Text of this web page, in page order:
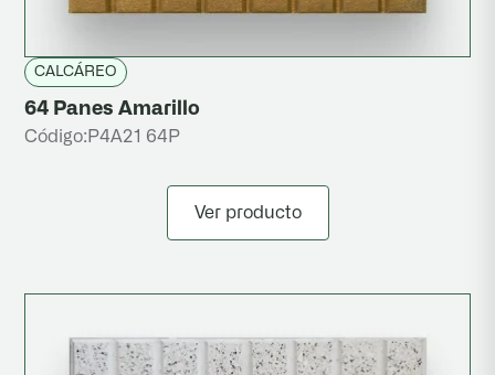
CALCÁREO
64 Panes Amarillo
Código: P4A21 64P
Ver producto